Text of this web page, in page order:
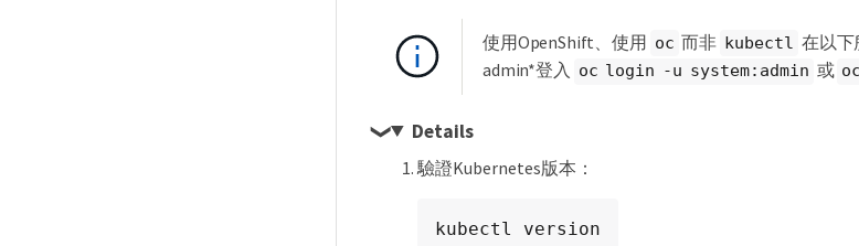
使用OpenShift、使用 oc 而非 kubectl 在以下
admin*登入 oc login -u system:admin 或
Details
驗證Kubernetes版本：
kubectl version